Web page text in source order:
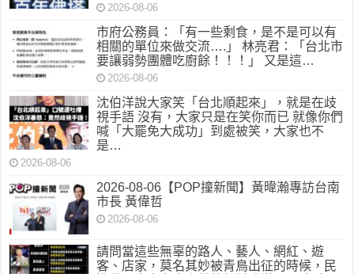
2026-08-06
市府公務員：「有一些剩食，是不是可以有
相關的單位來做交流….」 林亮君：「台北市
要讓弱勢團體吃廚餘！！！」 又是這…
2026-08-06
沈伯洋說大家笑「台北順起來」，就是在歧
視手語 沒有，大家只是在笑你而已 就像你們
喊「大罷免大成功」到處被笑，大家也不
是…
2026-08-06
2026-08-06【POP撞新聞】黃暐瀚專訪台南
市長 黃偉哲
2026-08-06
請問當這些無辜的路人、藝人、網紅、遊
客、店家，莫名其妙被青鳥出征的時候，民